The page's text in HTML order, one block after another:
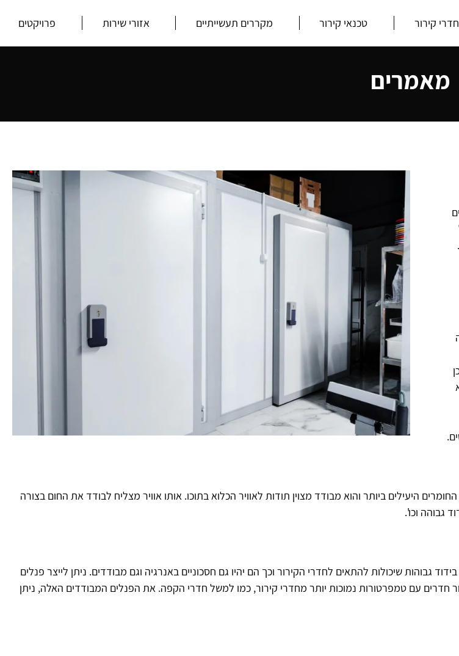
קירור טכנאי קירור מקררים תעשייתיים אזורי שירות פרויקטים
מאמרים
היעילים ביותר והוא מבודד מצוין תודות לאוויר הכלוא בתוכו. אותו אוויר מצליח לבודד את החום בצורה
גבוהה וכו'.
גבוהות שיכולות להתאים לחדרי הקירור וכך הם יהיו גם חסכוניים באנרגיה וגם מבודדים. ניתן לייצר פנלים
חדרים עם טמפרטורות נמוכות יותר מחדרי קירור, כמו למשל חדרי הקפה. את הפנלים המבודדים האלה, ניתן